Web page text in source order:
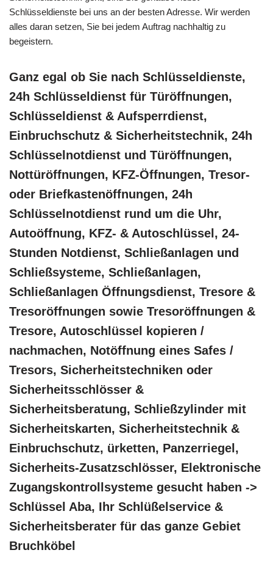
Schlüsseldienste bei uns an der besten Adresse. Wir werden
alles daran setzen, Sie bei jedem Auftrag nachhaltig zu
begeistern.
Ganz egal ob Sie nach Schlüsseldienste,
24h Schlüsseldienst für Türöffnungen,
Schlüsseldienst & Aufsperrdienst,
Einbruchschutz & Sicherheitstechnik, 24h
Schlüsselnotdienst und Türöffnungen,
Nottüröffnungen, KFZ-Öffnungen, Tresor-
oder Briefkastenöffnungen, 24h
Schlüsselnotdienst rund um die Uhr,
Autoöffnung, KFZ- & Autoschlüssel, 24-
Stunden Notdienst, Schließanlagen und
Schließsysteme, Schließanlagen,
Schließanlagen Öffnungsdienst, Tresore &
Tresoröffnungen sowie Tresoröffnungen &
Tresore, Autoschlüssel kopieren /
nachmachen, Notöffnung eines Safes /
Tresors, Sicherheitstechniken oder
Sicherheitsschlösser &
Sicherheitsberatung, Schließzylinder mit
Sicherheitskarten, Sicherheitstechnik &
Einbruchschutz, ürketten, Panzerriegel,
Sicherheits-Zusatzschlösser, Elektronische
Zugangskontrollsysteme gesucht haben ->
Schlüssel Aba, Ihr Schlüßelservice &
Sicherheitsberater für das ganze Gebiet
Bruchköbel